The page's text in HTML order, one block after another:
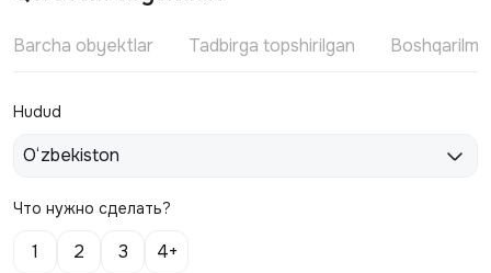
Barcha obyektlar Tadbirga topshirilgan
Hudud
O‘zbekiston
Что нужно сделать?
1 2 3 4+